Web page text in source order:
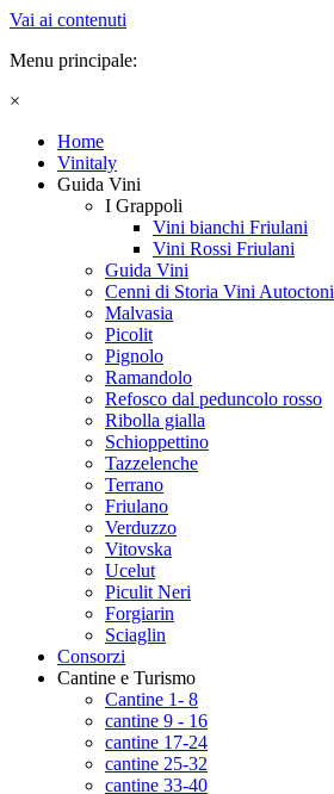
Vai ai contenuti
Menu principale:
×
Home
Vinitaly
Guida Vini
I Grappoli
Vini bianchi Friulani
Vini Rossi Friulani
Guida Vini
Cenni di Storia Vini Autoctoni
Malvasia
Picolit
Pignolo
Ramandolo
Refosco dal peduncolo rosso
Ribolla gialla
Schioppettino
Tazzelenche
Terrano
Friulano
Verduzzo
Vitovska
Ucelut
Piculit Neri
Forgiarin
Sciaglin
Consorzi
Cantine e Turismo
Cantine 1- 8
cantine 9 - 16
cantine 17-24
cantine 25-32
cantine 33-40